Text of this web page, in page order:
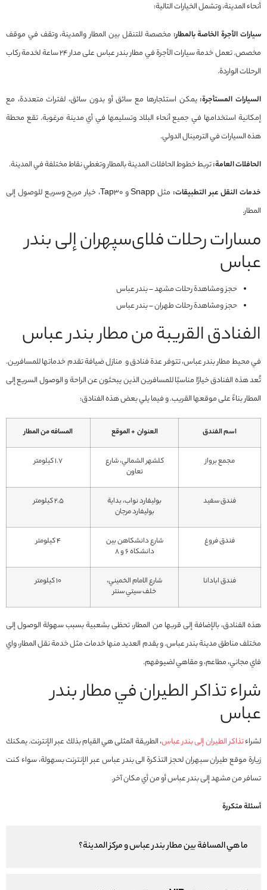
أنحاء المدينة، وتشمل الخيارات التالية:
سيارات الأجرة الخاصة بالمطار: مخصصة للتنقل بين المطار والمدينة، وتقف في موقف
مخصص. تعمل خدمة سيارات الأجرة في مطار بندر عباس على مدار 24 ساعة لخدمة ركاب
الرحلات الواردة.
السيارات المستأجرة: يمكن استئجارها مع سائق أو بدون سائق، لفترات متعددة، مع
إمكانية استخدامها في جميع أنحاء البلاد وتسليمها في أي مدينة مرغوبة. تقع محطة
هذه السيارات في الترمينال الدولي.
الحافلات العامة:تربط خطوط الحافلات المدينة بالمطار وتغطي نقاط مختلفة في المدينة.
خدمات النقل عبر التطبيقات:
مثل Snapp و Tap30، خيار مريح وسريع للوصول إلى
المطار.
مسارات رحلات فلای‌سپهران إلى بندر
عباس
حجز ومشاهدة رحلات مشهد – بندر عباس
حجز ومشاهدة رحلات طهران – بندر عباس
الفنادق القريبة من مطار بندر عباس
في محيط مطار بندر عباس، تتوفر عدة فنادق و منازل ضيافة تقدم خدماتها للمسافرين.
تُعد هذه الفنادق خيارًا مناسبًا للمسافرين الذين يبحثون عن الراحة و الوصول السريع إلى
المطار بناءً على موقعها القريب. و فيما يلي بعض هذه الفنادق:
اسم الفندق العنوان + الموقع المسافه من المطار
مجمع برواز
كلشهر الشمالي، شارع
تعاون
1.7 کیلومتر
فندق سفيد
بوليفارد نواب، بداية
بوليفارد مرجان
2.5 کیلومتر
فندق فروغ
شارع دانشكاهن بين
دانشكاه 6 و 8
4 کیلومتر
فندق ابادانا
شارع الامام الخميني،
خلف سيتي سنتر
10 کیلومتر
هذه الفنادق، بالإضافة إلى قربها من المطار، تحظى بشعبية بسبب سهولة الوصول إلى
مختلف مناطق مدينة بندر عباس. و يقدم العديد منها خدمات مثل خدمة نقل المطار، واي
فاي مجاني، مطاعم، و مقاهي لضيوفهم.
شراء تذاكر الطيران في مطار بندر
عباس
لشراءتذاكر الطيران إلى بندر عباس، الطريقة المثلى هي القيام بذلك عبر الإنترنت. يمكنك
زيارة موقع طيران سبهران لحجز التذكرة الى بندر عباس عبر الإنترنت بسهولة، سواء كنت
تسافر من مشهد إلى بندر عباس أو من أي مكان آخر.
أسئلة متكررة
ما هي المسافة بين مطار بندر عباس و مركز المدينة؟